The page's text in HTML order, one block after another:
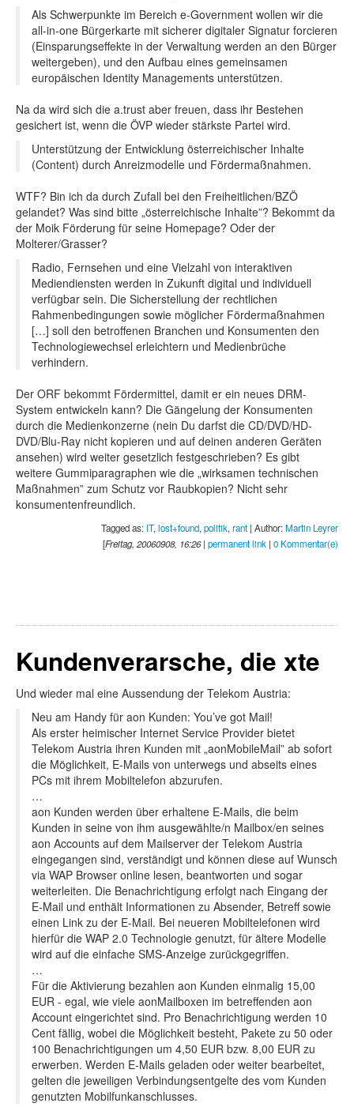
Als Schwerpunkte im Bereich e-Government wollen wir die
all-in-one Bürgerkarte mit sicherer digitaler Signatur forcieren
(Einsparungseffekte in der Verwaltung werden an den Bürger
weitergeben), und den Aufbau eines gemeinsamen
europäischen Identity Managements unterstützen.
Na da wird sich die a.trust aber freuen, dass ihr Bestehen
gesichert ist, wenn die ÖVP wieder stärkste Partei wird.
Unterstützung der Entwicklung österreichischer Inhalte
(Content) durch Anreizmodelle und Fördermaßnahmen.
WTF? Bin ich da durch Zufall bei den Freiheitlichen/BZÖ
gelandet? Was sind bitte „österreichische Inhalte”? Bekommt da
der Moik Förderung für seine Homepage? Oder der
Molterer/Grasser?
Radio, Fernsehen und eine Vielzahl von interaktiven
Mediendiensten werden in Zukunft digital und individuell
verfügbar sein. Die Sicherstellung der rechtlichen
Rahmenbedingungen sowie möglicher Fördermaßnahmen
[…] soll den betroffenen Branchen und Konsumenten den
Technologiewechsel erleichtern und Medienbrüche
verhindern.
Der ORF bekommt Fördermittel, damit er ein neues DRM-
System entwickeln kann? Die Gängelung der Konsumenten
durch die Medienkonzerne (nein Du darfst die CD/DVD/HD-
DVD/Blu-Ray nicht kopieren und auf deinen anderen Geräten
ansehen) wird weiter gesetzlich festgeschrieben? Es gibt
weitere Gummiparagraphen wie die „wirksamen technischen
Maßnahmen” zum Schutz vor Raubkopien? Nicht sehr
konsumentenfreundlich.
Tagged as: IT,lost+found,politik,rant | Author:Martin Leyrer
[Freitag, 20060908, 16:26| permanent link | 0 Kommentar(e)
Kundenverarsche, die xte
Und wieder mal eine Aussendung der Telekom Austria:
Neu am Handy für aon Kunden: You’ve got Mail!
Als erster heimischer Internet Service Provider bietet
Telekom Austria ihren Kunden mit „aonMobileMail” ab sofort
die Möglichkeit, E-Mails von unterwegs und abseits eines
PCs mit ihrem Mobiltelefon abzurufen.
…
aon Kunden werden über erhaltene E-Mails, die beim
Kunden in seine von ihm ausgewählte/n Mailbox/en seines
aon Accounts auf dem Mailserver der Telekom Austria
eingegangen sind, verständigt und können diese auf Wunsch
via WAP Browser online lesen, beantworten und sogar
weiterleiten. Die Benachrichtigung erfolgt nach Eingang der
E-Mail und enthält Informationen zu Absender, Betreff sowie
einen Link zu der E-Mail. Bei neueren Mobiltelefonen wird
hierfür die WAP 2.0 Technologie genutzt, für ältere Modelle
wird auf die einfache SMS-Anzeige zurückgegriffen.
…
Für die Aktivierung bezahlen aon Kunden einmalig 15,00
EUR - egal, wie viele aonMailboxen im betreffenden aon
Account eingerichtet sind. Pro Benachrichtigung werden 10
Cent fällig, wobei die Möglichkeit besteht, Pakete zu 50 oder
100 Benachrichtigungen um 4,50 EUR bzw. 8,00 EUR zu
erwerben. Werden E-Mails geladen oder weiter bearbeitet,
gelten die jeweiligen Verbindungsentgelte des vom Kunden
genutzten Mobilfunkanschlusses.